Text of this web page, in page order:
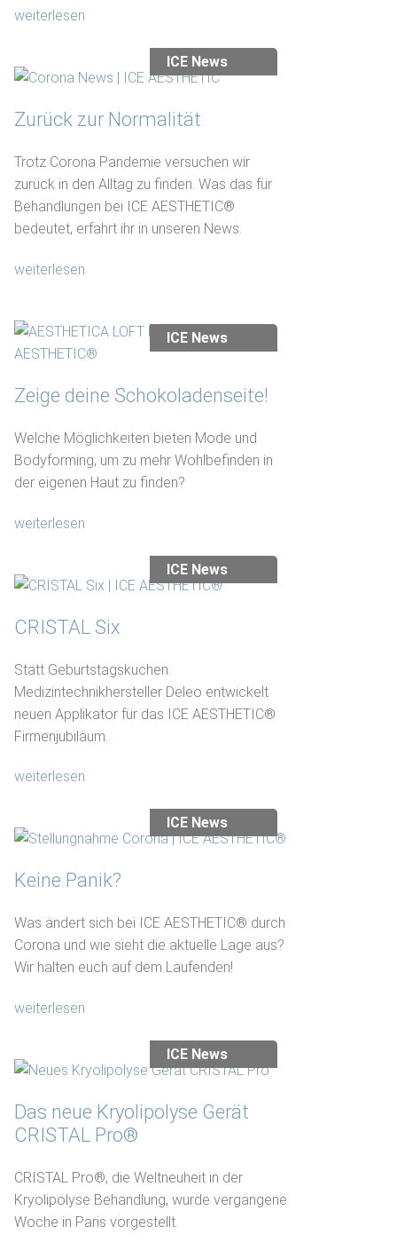
weiterlesen
ICE News
Zurück zur Normalität
Trotz Corona Pandemie versuchen wir
zurück in den Alltag zu finden. Was das für
Behandlungen bei ICE AESTHETIC®
bedeutet, erfahrt ihr in unseren News.
weiterlesen
ICE News
Zeige deine Schokoladenseite!
Welche Möglichkeiten bieten Mode und
Bodyforming, um zu mehr Wohlbefinden in
der eigenen Haut zu finden?
weiterlesen
ICE News
CRISTAL Six
Statt Geburtstagskuchen:
Medizintechnikhersteller Deleo entwickelt
neuen Applikator für das ICE AESTHETIC®
Firmenjubiläum.
weiterlesen
ICE News
Keine Panik?
Was ändert sich bei ICE AESTHETIC® durch
Corona und wie sieht die aktuelle Lage aus?
Wir halten euch auf dem Laufenden!
weiterlesen
ICE News
Das neue Kryolipolyse Gerät
CRISTAL Pro®
CRISTAL Pro®, die Weltneuheit in der
Kryolipolyse Behandlung, wurde vergangene
Woche in Paris vorgestellt.